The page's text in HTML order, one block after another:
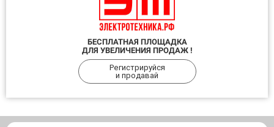
БЕСПЛАТНАЯ ПЛОЩАДКА
ДЛЯ УВЕЛИЧЕНИЯ ПРОДАЖ !
Регистрируйся
и продавай